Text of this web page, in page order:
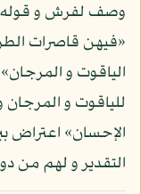
وصف لفرش و قوله
«فيهن قاصرات
الياقوت و
للياقوت و
الإحسان» اعتراض
التقدير و لهم من